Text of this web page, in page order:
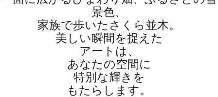
景色、
家族で歩いたさくら並木。
美しい瞬間を捉えた
アートは、
あなたの空間に
特別な輝きを
もたらします。